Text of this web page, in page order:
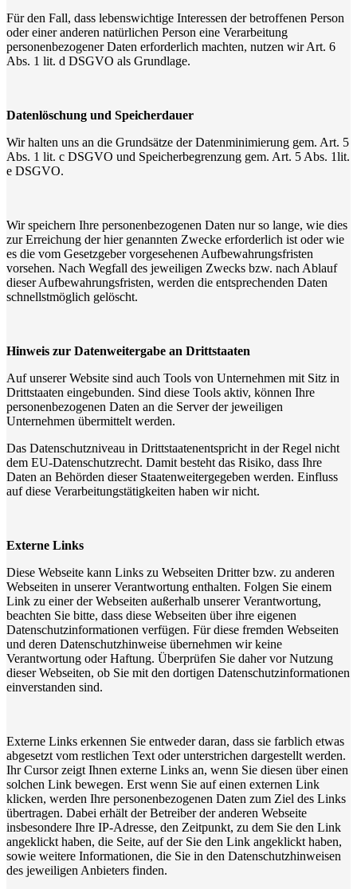
Für den Fall, dass lebenswichtige Interessen der betroffenen Person
oder einer anderen natürlichen Person eine Verarbeitung
personenbezogener Daten erforderlich machten, nutzen wir Art. 6
Abs. 1 lit. d DSGVO als Grundlage.
Datenlöschung und Speicherdauer
Wir halten uns an die Grundsätze der Datenminimierung gem. Art. 5
Abs. 1 lit. c DSGVO und Speicherbegrenzung gem. Art. 5 Abs. 1lit.
e DSGVO.
Wir speichern Ihre personenbezogenen Daten nur so lange, wie dies
zur Erreichung der hier genannten Zwecke erforderlich ist oder wie
es die vom Gesetzgeber vorgesehenen Aufbewahrungsfristen
vorsehen. Nach Wegfall des jeweiligen Zwecks bzw. nach Ablauf
dieser Aufbewahrungsfristen, werden die entsprechenden Daten
schnellstmöglich gelöscht.
Hinweis zur Datenweitergabe an Drittstaaten
Auf unserer Website sind auch Tools von Unternehmen mit Sitz in
Drittstaaten eingebunden. Sind diese Tools aktiv, können Ihre
personenbezogenen Daten an die Server der jeweiligen
Unternehmen übermittelt werden.
Das Datenschutzniveau in Drittstaatenentspricht in der Regel nicht
dem EU-Datenschutzrecht. Damit besteht das Risiko, dass Ihre
Daten an Behörden dieser Staatenweitergegeben werden. Einfluss
auf diese Verarbeitungstätigkeiten haben wir nicht.
Externe Links
Diese Webseite kann Links zu Webseiten Dritter bzw. zu anderen
Webseiten in unserer Verantwortung enthalten. Folgen Sie einem
Link zu einer der Webseiten außerhalb unserer Verantwortung,
beachten Sie bitte, dass diese Webseiten über ihre eigenen
Datenschutzinformationen verfügen. Für diese fremden Webseiten
und deren Datenschutzhinweise übernehmen wir keine
Verantwortung oder Haftung. Überprüfen Sie daher vor Nutzung
dieser Webseiten, ob Sie mit den dortigen Datenschutzinformationen
einverstanden sind.
Externe Links erkennen Sie entweder daran, dass sie farblich etwas
abgesetzt vom restlichen Text oder unterstrichen dargestellt werden.
Ihr Cursor zeigt Ihnen externe Links an, wenn Sie diesen über einen
solchen Link bewegen. Erst wenn Sie auf einen externen Link
klicken, werden Ihre personenbezogenen Daten zum Ziel des Links
übertragen. Dabei erhält der Betreiber der anderen Webseite
insbesondere Ihre IP-Adresse, den Zeitpunkt, zu dem Sie den Link
angeklickt haben, die Seite, auf der Sie den Link angeklickt haben,
sowie weitere Informationen, die Sie in den Datenschutzhinweisen
des jeweiligen Anbieters finden.